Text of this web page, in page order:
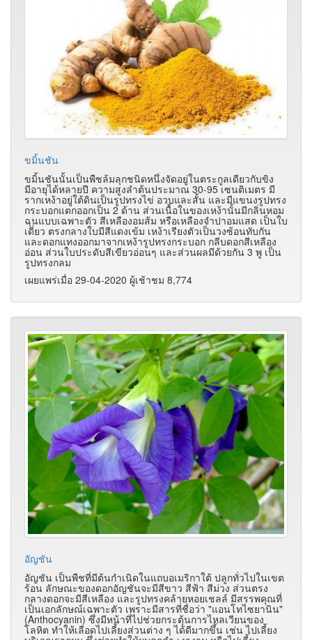
ขมิ้นชัน
ขมิ้นชันนั้นเป็นพืชล้มลุกชนิดหนึ่งจัดอยู่ในตระกูลเดียวกับขิง
มีอายุได้หลายปี ความสูงลำต้นประมาณ 30-95 เซนติเมตร มี
รากเหง้าอยู่ใต้ดินเป็นรูปทรงไข่ อวบและสั้น และมีแขนงรูปทรง
กระบอกแตกออกเป็น 2 ด้าน ส่วนเนื้อในของเหง้านั้นมีกลิ่นหอม
ฉุนแบบเฉพาะตัว สีเหลืองอมส้ม หรือเหลืองจำปาอมแสด เป็นใบ
เดี่ยว ตรงกลางใบมีสีแดงเข้ม เหง้าเรียงตัวเป็นวงซ้อนทับกัน
และดอกแทงออกมาจากเหง้ารูปทรงกระบอก กลีบดอกสีเหลือง
อ่อน ส่วนใบประดับสีเขียวอ่อนๆ และส่วนผลมีด้วยกัน 3 พู เป็น
รูปทรงกลม
เผยแพร่เมื่อ 29-04-2020 ผู้เช้าชม 8,774
อัญชัน
อัญชัน เป็นพืชที่มีต้นกำเนิดในแถบอเมริกาใต้ ปลูกทั่วไปในเขต
ร้อน ลักษณะของดอกอัญชันจะมีสีขาว สีฟ้า สีม่วง ส่วนตรง
กลางดอกจะมีสีเหลือง และรูปทรงคล้ายหอยเชลล์ มีสรรพคุณที่
เป็นเอกลักษณ์เฉพาะตัว เพราะมีสารที่ชื่อว่า "แอนโทไซยานิน"
(Anthocyanin) ซึ่งมีหน้าที่ไปช่วยกระตุ้นการไหลเวียนของ
โลหิต ทำให้เลือดไปเลี้ยงส่วนต่าง ๆ ได้ดีมากขึ้น เช่น ไปเลี้ยง